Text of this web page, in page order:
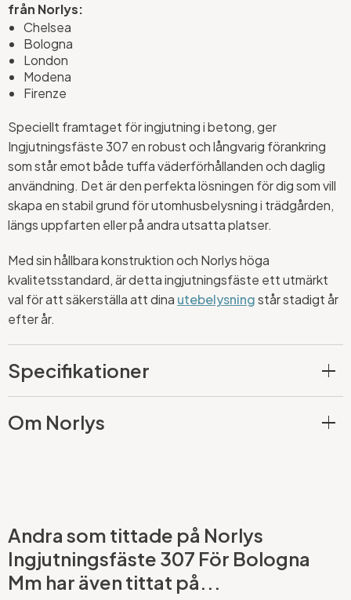
från Norlys:
Chelsea
Bologna
London
Modena
Firenze
Speciellt framtaget för ingjutning i betong, ger
Ingjutningsfäste 307 en robust och långvarig förankring
som står emot både tuffa väderförhållanden och daglig
användning. Det är den perfekta lösningen för dig som vill
skapa en stabil grund för utomhusbelysning i trädgården,
längs uppfarten eller på andra utsatta platser.
Med sin hållbara konstruktion och Norlys höga
kvalitetsstandard, är detta ingjutningsfäste ett utmärkt
val för att säkerställa att dina utebelysningstår stadigt år
efter år.
Specifikationer
Om Norlys
Andra som tittade på Norlys
Ingjutningsfäste 307 För Bologna
Mm har även tittat på...